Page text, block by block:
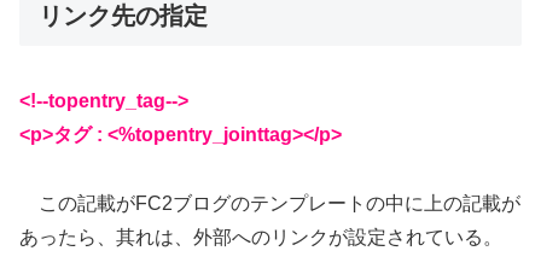
リンク先の指定
<!--topentry_tag-->
<p>タグ : <%topentry_jointtag></p>
この記載がFC2ブログのテンプレートの中に上の記載が
あったら、其れは、外部へのリンクが設定されている。